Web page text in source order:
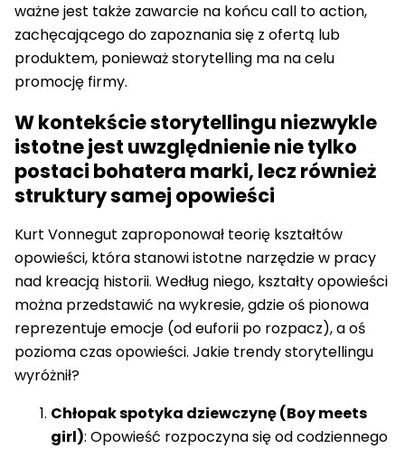
ważne jest także zawarcie na końcu call to action,
zachęcającego do zapoznania się z ofertą lub
produktem, ponieważ storytelling ma na celu
promocję firmy.
W kontekście storytellingu niezwykle
istotne jest uwzględnienie nie tylko
postaci bohatera marki, lecz również
struktury samej opowieści
Kurt Vonnegut zaproponował teorię kształtów
opowieści, która stanowi istotne narzędzie w pracy
nad kreacją historii. Według niego, kształty opowieści
można przedstawić na wykresie, gdzie oś pionowa
reprezentuje emocje (od euforii po rozpacz), a oś
pozioma czas opowieści. Jakie trendy storytellingu
wyróżnił?
Chłopak spotyka dziewczynę (Boy meets
girl): Opowieść rozpoczyna się od codziennego